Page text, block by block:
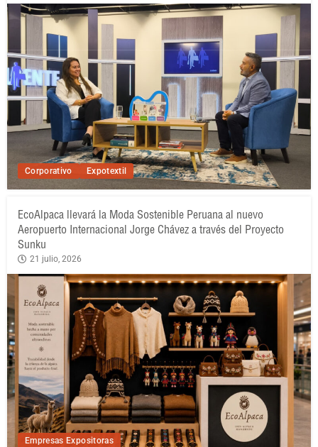
Corporativo Expotextil
Empresas Expositoras
EcoAlpaca llevará la Moda Sostenible Peruana al nuevo
Aeropuerto Internacional Jorge Chávez a través del Proyecto
Sunku
21 julio, 2026